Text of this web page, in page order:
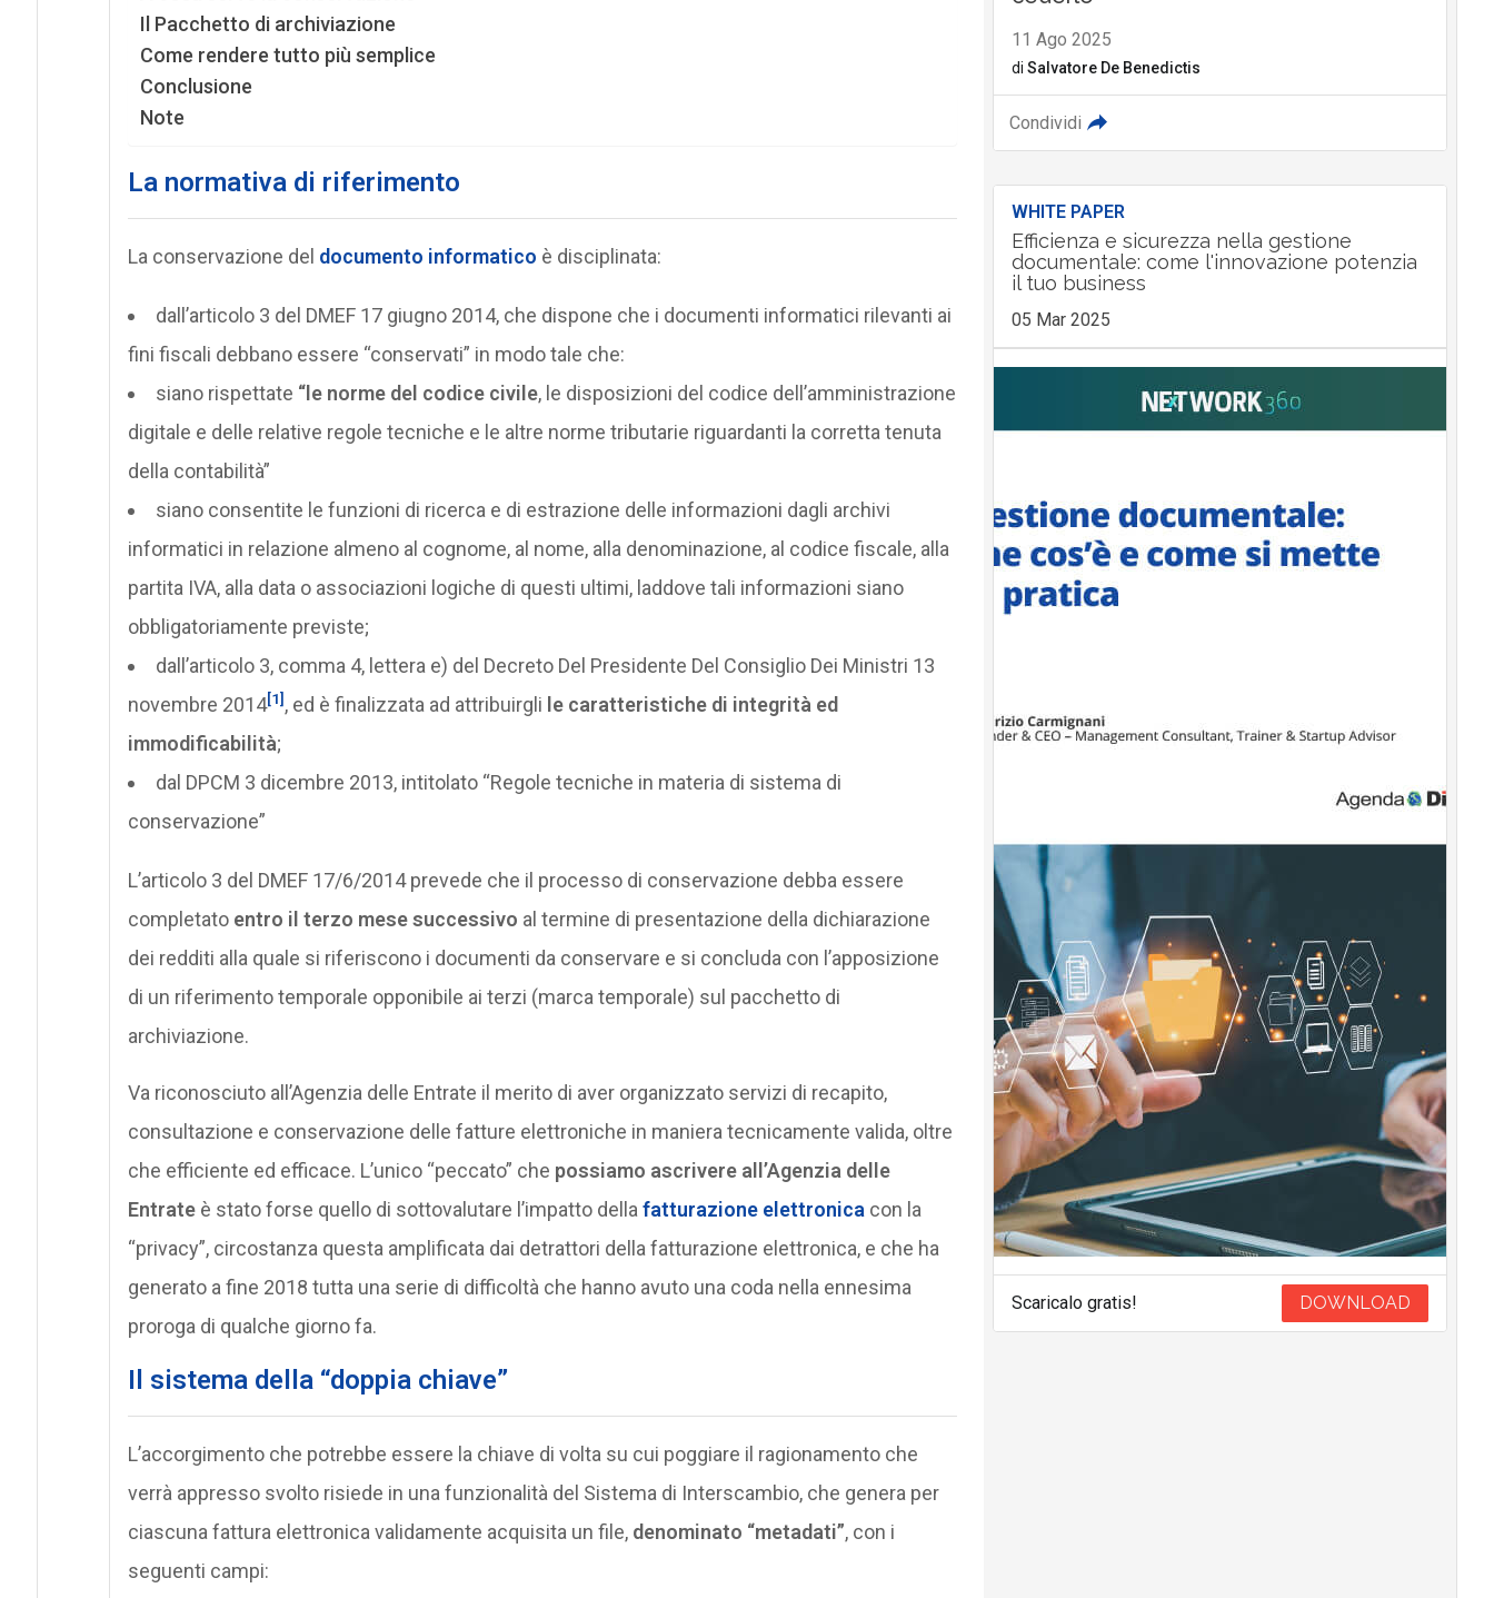
Il Pacchetto di archiviazione
Come rendere tutto più semplice
Conclusione
Note
La normativa di riferimento
La conservazione del documento informatico è disciplinata:
dall’articolo 3 del DMEF 17 giugno 2014, che dispone che i documenti informatici rilevanti ai
fini fiscali debbano essere “conservati” in modo tale che:
siano rispettate “le norme del codice civile, le disposizioni del codice dell’amministrazione
digitale e delle relative regole tecniche e le altre norme tributarie riguardanti la corretta tenuta
della contabilità”
siano consentite le funzioni di ricerca e di estrazione delle informazioni dagli archivi
informatici in relazione almeno al cognome, al nome, alla denominazione, al codice fiscale, alla
partita IVA, alla data o associazioni logiche di questi ultimi, laddove tali informazioni siano
obbligatoriamente previste;
dall’articolo 3, comma 4, lettera e) del Decreto Del Presidente Del Consiglio Dei Ministri 13
novembre 2014[1] , ed è finalizzata ad attribuirgli le caratteristiche di integrità ed
immodificabilità;
dal DPCM 3 dicembre 2013, intitolato “Regole tecniche in materia di sistema di
conservazione”
L’articolo 3 del DMEF 17/6/2014 prevede che il processo di conservazione debba essere
completato entro il terzo mese successivo al termine di presentazione della dichiarazione
dei redditi alla quale si riferiscono i documenti da conservare e si concluda con l’apposizione
di un riferimento temporale opponibile ai terzi (marca temporale) sul pacchetto di
archiviazione.
Va riconosciuto all’Agenzia delle Entrate il merito di aver organizzato servizi di recapito,
consultazione e conservazione delle fatture elettroniche in maniera tecnicamente valida, oltre
che efficiente ed efficace. L’unico “peccato” che possiamo ascrivere all’Agenzia delle
Entrateè stato forse quello di sottovalutare l’impatto della fatturazione elettronica con la
“privacy”, circostanza questa amplificata dai detrattori della fatturazione elettronica, e che ha
generato a fine 2018 tutta una serie di difficoltà che hanno avuto una coda nella ennesima
proroga di qualche giorno fa.
Il sistema della “doppia chiave”
L’accorgimento che potrebbe essere la chiave di volta su cui poggiare il ragionamento che
verrà appresso svolto risiede in una funzionalità del Sistema di Interscambio, che genera per
ciascuna fattura elettronica validamente acquisita un file, denominato “metadati”, con i
seguenti campi:
11 Ago 2025
di Salvatore De Benedictis
Condividi
WHITE PAPER
Efficienza e sicurezza nella gestione
documentale: come l'innovazione potenzia
il tuo business
05 Mar 2025
Scaricalo gratis! DOWNLOAD